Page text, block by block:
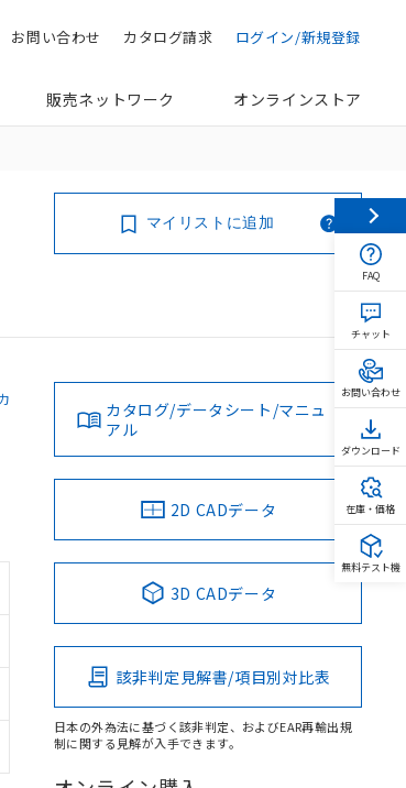
ログイン/新規登録
カタログ請求
お問い合わせ
販売ネットワーク オンラインストア
マイリストに追加
カタログ/データシート/マニュ
アル
2D CADデータ
3D CADデータ
該非判定見解書/項目別対比表
日本の外為法に基づく該非判定、およびEAR再輸出規
制に関する見解が入手できます。
FAQ
チャット
お問い合わせ
ダウンロード
在庫・価格
無料テスト機